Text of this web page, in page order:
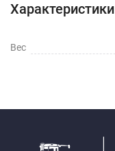
Характеристики
Вес